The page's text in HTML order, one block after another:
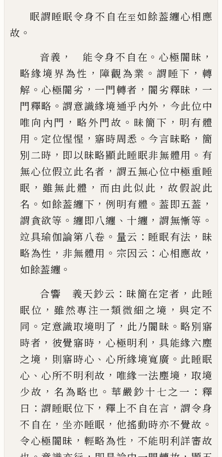
眠謂睡眠令身不自在至如餘葢纏心相應
故 。
音義 ， 能令身不自在 。 心極闇昧 ，
略緣境界為性 ， 障觀為業 。 謂睡下 ， 轉
解 。 心極闇劣 ， 一門轉者 ， 闇劣釋昧 ， 一
門釋略 。謂意識緣境通乎內外 ， 今此位中
唯向內門 ， 略外門故 。 昧簡下 ， 明有體
用 。 定位惺惺 ， 寤時周悉 。 今言昧略 ， 簡
別二時 ， 即以昧略顯此睡眠非無體用 。 有
無心位假立此名者 ， 謂五無心位中極重睡
眠 ， 雖無此體 ， 而由此似此 ， 故假說此
名 。 如餘葢纏下 ， 例明有體 。葢即五葢 ，
謂貪欲等 。纏即八纏 、十纏 ，謂無慚等 。
竝具瑜伽論第八卷 。 量云 ： 睡眠有法 ， 昧
略為性 ， 非無體用 。 宗因云 ： 心相應故 ，
如餘葢纏 。
合響 義天鈔云 ： 昧簡在定者 ， 此睡
眠位 ， 雖然專注一類微細之境 ， 與定不
同 。 定意識取境明了 ， 此乃闇昧 。 略別寤
時者 ， 彼覺寤時 ， 心極明利 ，具能緣六塵
之境 ， 則寤時心 、 心所緣境寬廣 。 此睡眠
心 、 心所不明利故 ， 唯緣一法塵境 ， 取境
少故 ， 名為略也 。 華嚴鈔十七之一 ： 釋
曰 ：謂睡眠位下 ， 釋上不自在言 ，謂令身
不自在 ， 坐亦睡眠 ， 他搖動時亦不覺故 。
令心極闇昧 ， 輕略為性 ， 不能明利詳審故